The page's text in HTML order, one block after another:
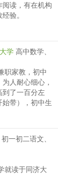
读，有在机构
验。
学 高中数学、
职家教，初中
人耐心细心，
到了一百分左
带），初中生
初一初二语文、
就读于同济大